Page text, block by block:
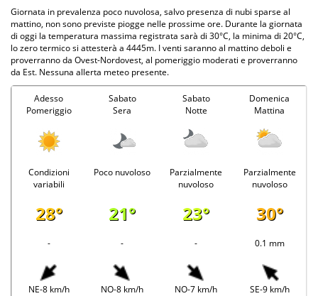
Giornata in prevalenza poco nuvolosa, salvo presenza di nubi sparse al
mattino, non sono previste piogge nelle prossime ore. Durante la giornata
di oggi la temperatura massima registrata sarà di 30°C, la minima di 20°C,
lo zero termico si attesterà a 4445m. I venti saranno al mattino deboli e
proverranno da Ovest-Nordovest, al pomeriggio moderati e proverranno
da Est. Nessuna allerta meteo presente.
Adesso
Pomeriggio
Sabato
Sera
Sabato
Notte
Domenica
Mattina
Condizioni
variabili
Poco nuvoloso
Parzialmente
nuvoloso
Parzialmente
nuvoloso
28° 21° 23° 30°
- - - 0.1 mm
NE-8 km/h NO-8 km/h NO-7 km/h SE-9 km/h